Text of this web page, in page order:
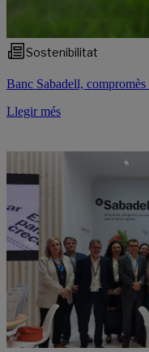
Sostenibilitat
Banc Sabadell,
Llegir més